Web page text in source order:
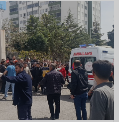
Huzur ve Güven uygulaması: 62 aranan
kahvehaneye silahlı saldırı: 3 kişi